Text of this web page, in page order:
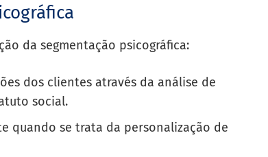
da segmentação psicográfica:
dos clientes através da análise de
social.
quando se trata da personalização de